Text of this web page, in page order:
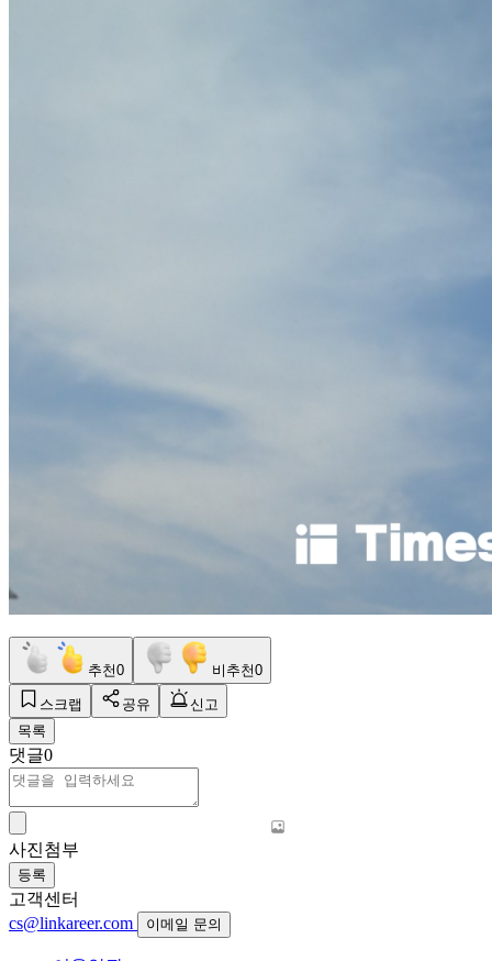
추천0 비추천0
스크랩 공유
신고
목록
댓글0
사진첨부
등록
고객센터
cs@linkareer.com
이메일 문의